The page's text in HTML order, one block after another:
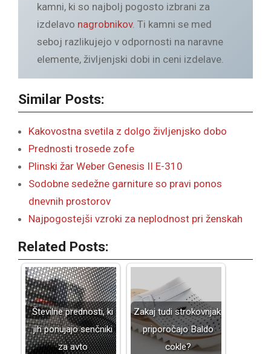
kamni, ki so najbolj pogosto izbrani za
izdelavo nagrobnikov. Ti kamni se med
seboj razlikujejo v odpornosti na naravne
elemente, življenjski dobi in ceni izdelave.
Similar Posts:
Kakovostna svetila z dolgo življenjsko dobo
Prednosti trosede zofe
Plinski žar Weber Genesis II E-310
Sodobne sedežne garniture so pravi ponos
dnevnih prostorov
Najpogostejši vzroki za neplodnost pri ženskah
Related Posts:
Številne prednosti, ki
jih ponujajo senčniki
za avto
Zakaj tudi strokovnjaki
priporočajo Baldo
cokle?